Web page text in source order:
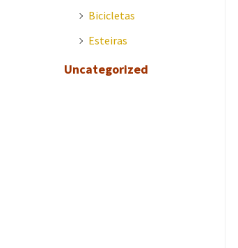
Bicicletas
Esteiras
Uncategorized